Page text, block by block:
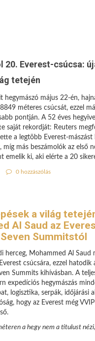
20. Everest-csúcsa:
tetején
hegymászó május 22-én,
méteres csúcsát, ezzel
pontján. A 52 éves
saját rekordját: Reuters
a legtöbb Everest-
míg más beszámolók az első
emelik ki, aki elérte a 20
0 hozzászólás
a világ
Al Saud az
Summitstól
herceg, Mohammed Al Saud
csúcsára, ezzel hatodik
Summits kihívásban. A
expedíciós hegymászás
logisztika, serpák, időjárási
hogy az Everest még
a hegy nem a titulust